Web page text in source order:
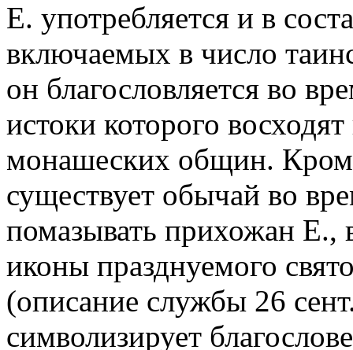
Е. употребляется и в
включаемых в число
он благословляется во
истоки которого
монашеских общин.
существует обычай во
помазывать прихожан Е.,
иконы празднуемого
(описание службы 26
символизирует